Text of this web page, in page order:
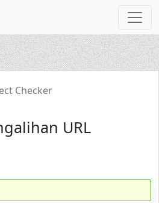
Checker
URL